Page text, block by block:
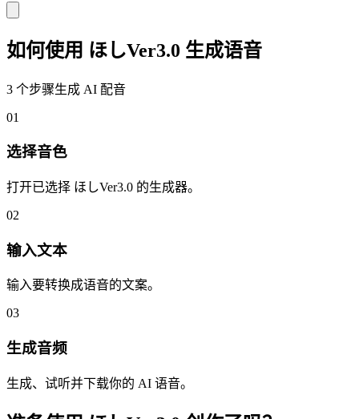
如何使用 ほしVer3.0 生成语音
3 个步骤生成 AI 配音
01
选择音色
打开已选择 ほしVer3.0 的生成器。
02
输入文本
输入要转换成语音的文案。
03
生成音频
生成、试听并下载你的 AI 语音。